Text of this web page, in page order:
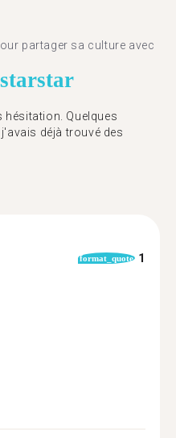
partager sa culture avec
starstar
hésitation. Quelques
déjà trouvé des
format_quote 1